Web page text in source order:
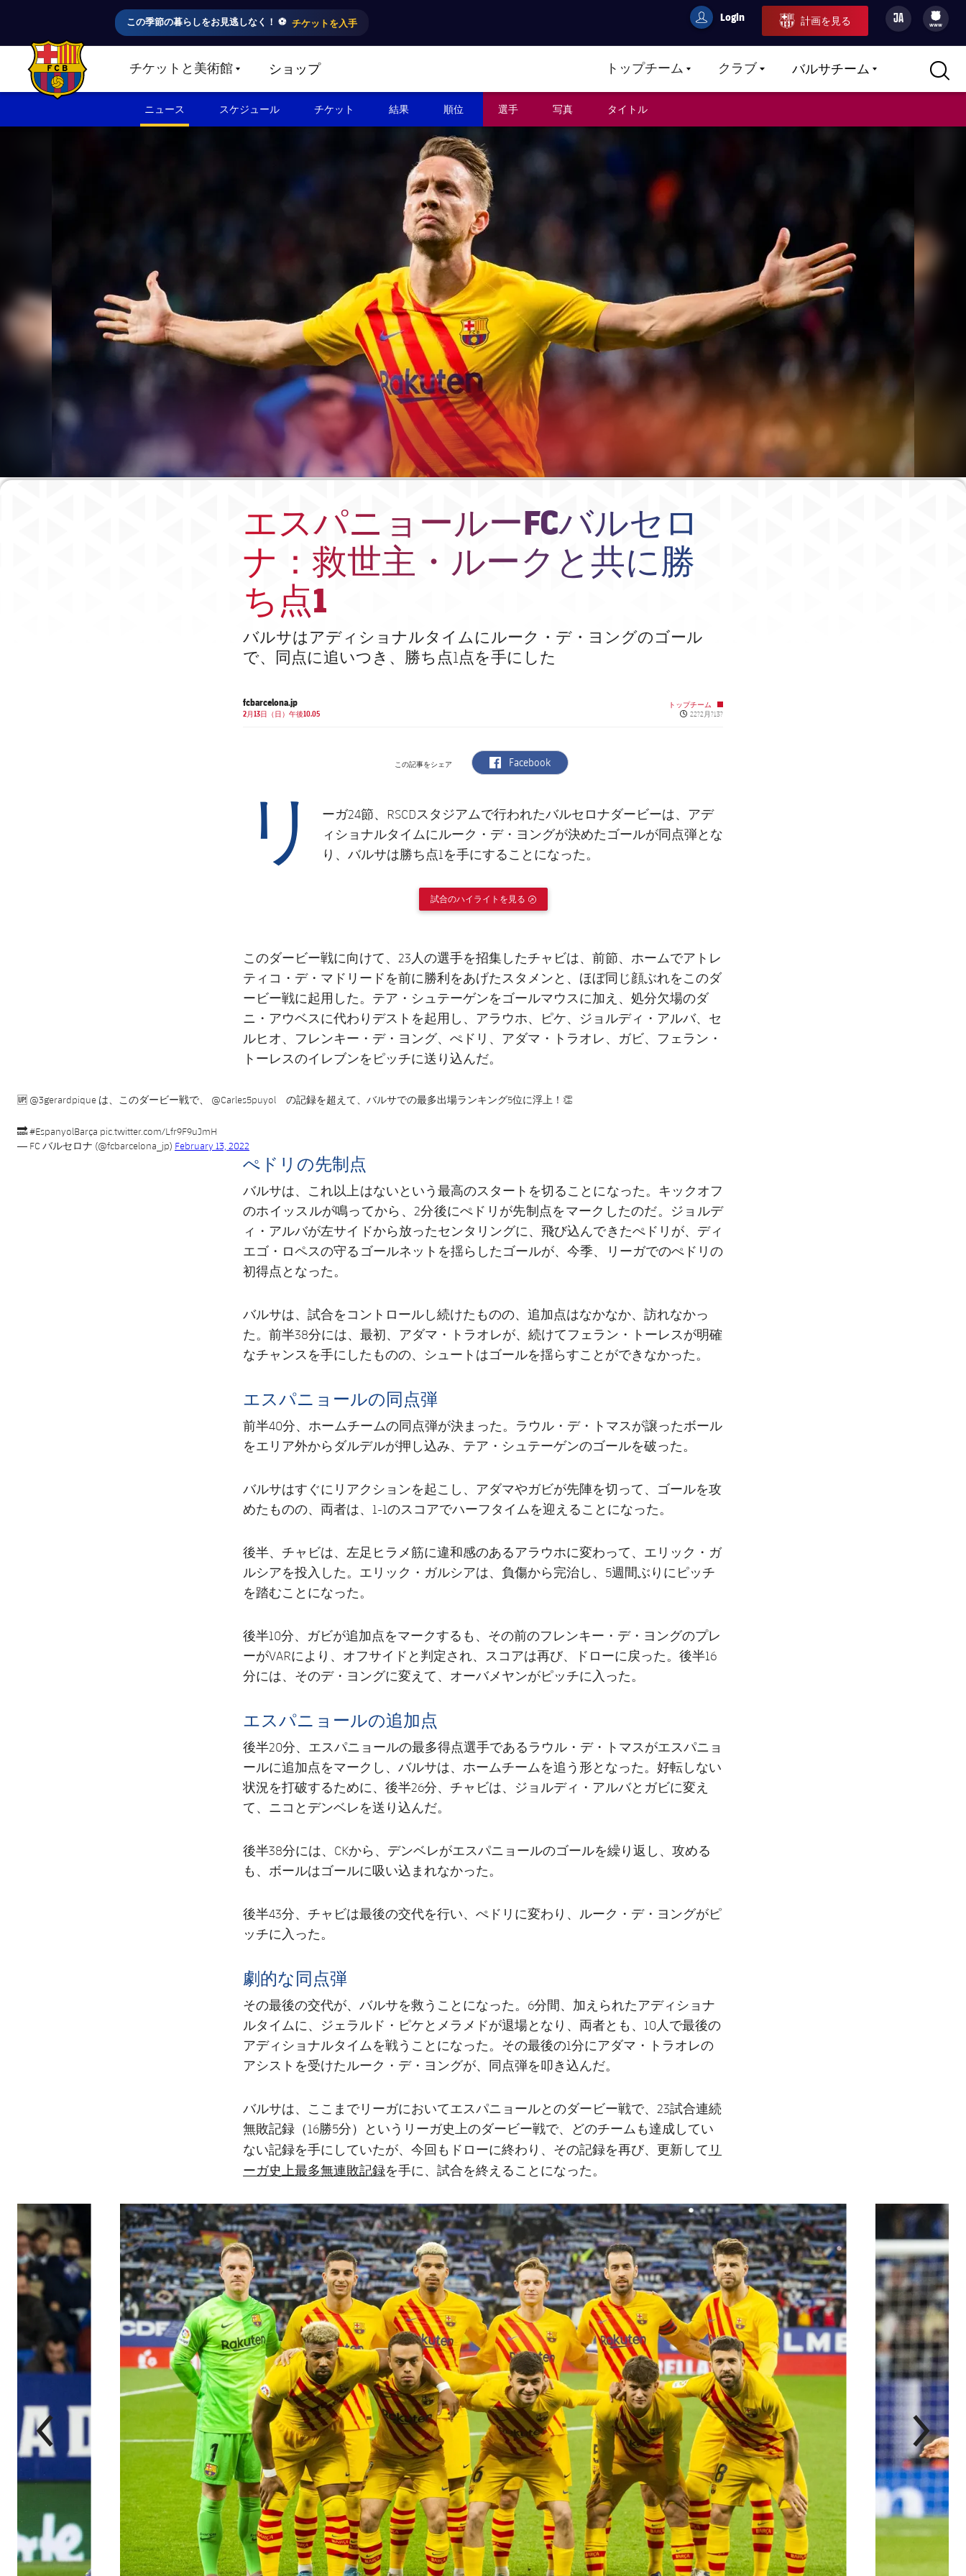
この季節の暮らしをお見逃しなく！ ⚽️ チケットを入手 userCulers
Login 計画を見る JA
filled-badge
www
FC Barcelona club badge チケットと美術館LABEL.SHARE.CARETDOWNショップ トップチームLABEL.ARIA.CARETDOWN
クラブLABEL.ARIA.CARETDOWN
バルサチームLABEL.ARIA.CARETDOWN
ニュース スケジュール チケット 結果 順位 選手 写真 タイトル
エスパニョールーFCバルセロ
ナ：救世主・ルークと共に勝
ち点1
バルサはアディショナルタイムにルーク・デ・ヨングのゴール
で、同点に追いつき、勝ち点1点を手にした
fcbarcelona.jp
2月13日（日）午後10.05
トップチーム
Published news
22?2月?13?
この記事をシェア label.aria.facebook
Facebook
リ
ーガ24節、RSCDスタジアムで行われたバルセロナダービーは、アデ
ィショナルタイムにルーク・デ・ヨングが決めたゴールが同点弾とな
り、バルサは勝ち点1を手にすることになった。
試合のハイライトを見る EXTERNAL LINK
このダービー戦に向けて、23人の選手を招集したチャビは、前節、ホームでアトレ
ティコ・デ・マドリードを前に勝利をあげたスタメンと、ほぼ同じ顔ぶれをこのダ
ービー戦に起用した。テア・シュテーゲンをゴールマウスに加え、処分欠場のダ
ニ・アウベスに代わりデストを起用し、アラウホ、ピケ、ジョルディ・アルバ、セ
ルヒオ、フレンキー・デ・ヨング、ぺドリ、アダマ・トラオレ、ガビ、フェラン・
トーレスのイレブンをピッチに送り込んだ。
🆙 @3gerardpique は、このダービー戦で、 @Carles5puyol の記録を超えて、バルサでの最多出場ランキング5位に浮上！👏
🔜#EspanyolBarça pic.twitter.com/Lfr9F9uJmH
— FC バルセロナ (@fcbarcelona_jp) February 13, 2022
ぺドリの先制点
バルサは、これ以上はないという最高のスタートを切ることになった。キックオフ
のホイッスルが鳴ってから、2分後にぺドリが先制点をマークしたのだ。ジョルデ
ィ・アルバが左サイドから放ったセンタリングに、飛び込んできたぺドリが、ディ
エゴ・ロペスの守るゴールネットを揺らしたゴールが、今季、リーガでのぺドリの
初得点となった。
バルサは、試合をコントロールし続けたものの、追加点はなかなか、訪れなかっ
た。前半38分には、最初、アダマ・トラオレが、続けてフェラン・トーレスが明確
なチャンスを手にしたものの、シュートはゴールを揺らすことができなかった。
エスパニョールの同点弾
前半40分、ホームチームの同点弾が決まった。ラウル・デ・トマスが譲ったボール
をエリア外からダルデルが押し込み、テア・シュテーゲンのゴールを破った。
バルサはすぐにリアクションを起こし、アダマやガビが先陣を切って、ゴールを攻
めたものの、両者は、1-1のスコアでハーフタイムを迎えることになった。
後半、チャビは、左足ヒラメ筋に違和感のあるアラウホに変わって、エリック・ガ
ルシアを投入した。エリック・ガルシアは、負傷から完治し、5週間ぶりにピッチ
を踏むことになった。
後半10分、ガビが追加点をマークするも、その前のフレンキー・デ・ヨングのプレ
ーがVARにより、オフサイドと判定され、スコアは再び、ドローに戻った。後半16
分には、そのデ・ヨングに変えて、オーバメヤンがピッチに入った。
エスパニョールの追加点
後半20分、エスパニョールの最多得点選手であるラウル・デ・トマスがエスパニョ
ールに追加点をマークし、バルサは、ホームチームを追う形となった。好転しない
状況を打破するために、後半26分、チャビは、ジョルディ・アルバとガビに変え
て、ニコとデンベレを送り込んだ。
後半38分には、CKから、デンベレがエスパニョールのゴールを繰り返し、攻める
も、ボールはゴールに吸い込まれなかった。
後半43分、チャビは最後の交代を行い、ぺドリに変わり、ルーク・デ・ヨングがピ
ッチに入った。
劇的な同点弾
その最後の交代が、バルサを救うことになった。6分間、加えられたアディショナ
ルタイムに、ジェラルド・ピケとメラメドが退場となり、両者とも、10人で最後の
アディショナルタイムを戦うことになった。その最後の1分にアダマ・トラオレの
アシストを受けたルーク・デ・ヨングが、同点弾を叩き込んだ。
バルサは、ここまでリーガにおいてエスパニョールとのダービー戦で、23試合連続
無敗記録（16勝5分）というリーガ史上のダービー戦で、どのチームも達成してい
ない記録を手にしていたが、今回もドローに終わり、その記録を再び、更新して リ
ーガ史上最多無連敗記録を手に、試合を終えることになった。
前
label.aria.chevronleft